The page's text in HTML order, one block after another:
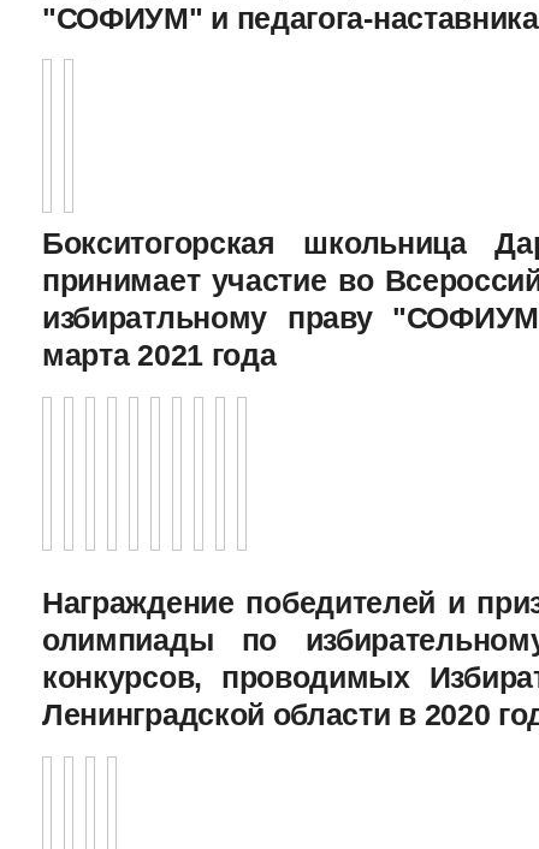
"СОФИУМ" и педагога-наставника
Бокситогорская школьница
принимает участие во
избиратльному праву
марта 2021 года
Награждение победителей и
олимпиады по
конкурсов, проводимых
Ленинградской области в 2020